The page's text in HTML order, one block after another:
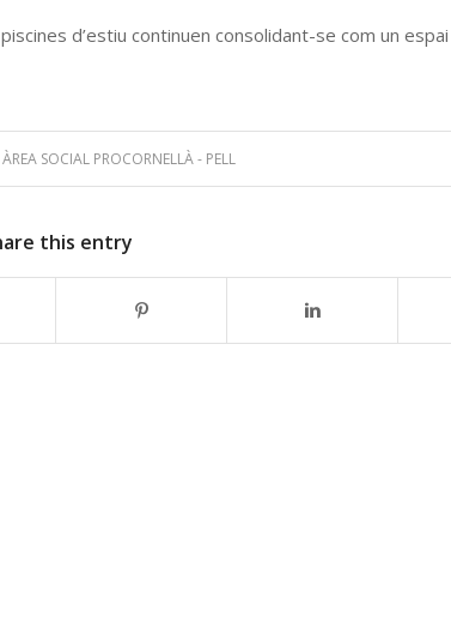
d’estiu continuen consolidant-se com un
ÀREA SOCIAL PROCORNELLÀ - PELL
this entry